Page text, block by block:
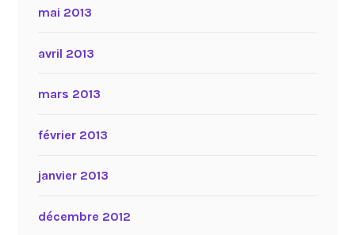
mai 2013
avril 2013
mars 2013
février 2013
janvier 2013
décembre 2012